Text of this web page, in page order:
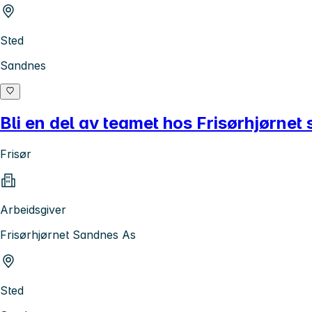
Sted
Sandnes
Bli en del av teamet hos Frisørhjørnet
Frisør
Arbeidsgiver
Frisørhjørnet Sandnes As
Sted